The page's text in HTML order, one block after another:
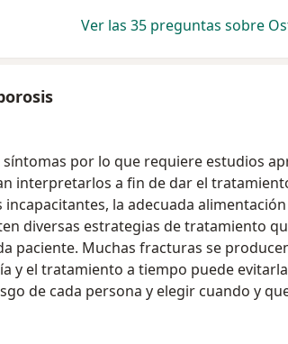
Ver las 35 preguntas sobre
por lo que requiere estudios
interpretarlos a fin de dar el
la adecuada
diversas estrategias de tratamiento
paciente. Muchas fracturas se
y el tratamiento a tiempo puede
de cada persona y elegir cuando y